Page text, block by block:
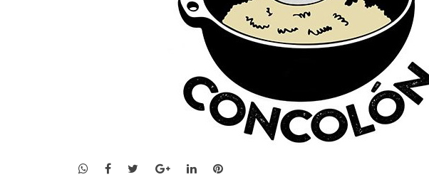
WhatsApp
Facebook
TwitterGoogle+LinkedInPinterest